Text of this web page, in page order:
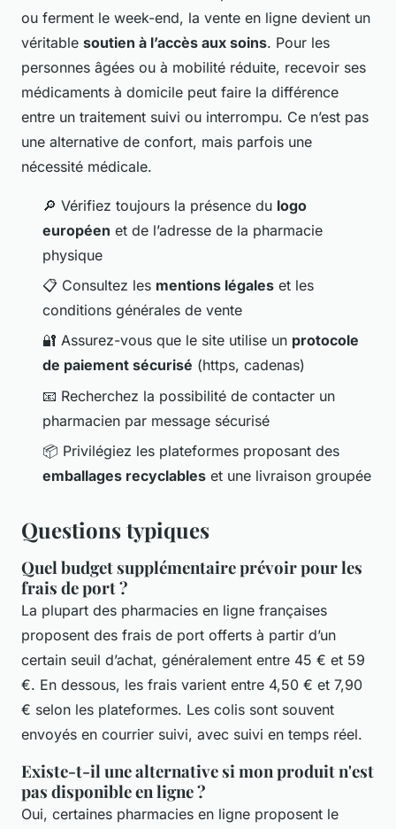
ou ferment le week-end, la vente en ligne devient un
véritable soutien à l’accès aux soins. Pour les
personnes âgées ou à mobilité réduite, recevoir ses
médicaments à domicile peut faire la différence
entre un traitement suivi ou interrompu. Ce n’est pas
une alternative de confort, mais parfois une
nécessité médicale.
🔎 Vérifiez toujours la présence du logo
européen et de l’adresse de la pharmacie
physique
📋 Consultez les mentions légales et les
conditions générales de vente
🔐 Assurez-vous que le site utilise un protocole
de paiement sécurisé (https, cadenas)
📧 Recherchez la possibilité de contacter un
pharmacien par message sécurisé
📦 Privilégiez les plateformes proposant des
emballages recyclables et une livraison groupée
Questions typiques
Quel budget supplémentaire prévoir pour les
frais de port ?
La plupart des pharmacies en ligne françaises
proposent des frais de port offerts à partir d’un
certain seuil d’achat, généralement entre 45 € et 59
€. En dessous, les frais varient entre 4,50 € et 7,90
€ selon les plateformes. Les colis sont souvent
envoyés en courrier suivi, avec suivi en temps réel.
Existe-t-il une alternative si mon produit n'est
pas disponible en ligne ?
Oui, certaines pharmacies en ligne proposent le